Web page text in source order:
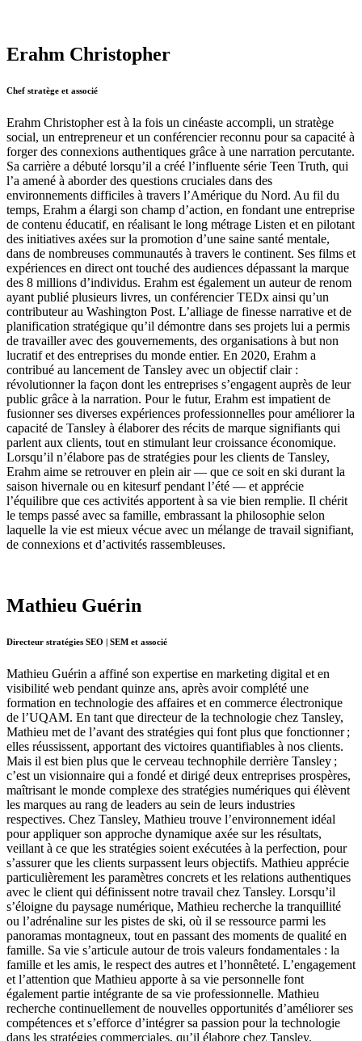
Erahm Christopher
Chef stratège et associé
Erahm Christopher est à la fois un cinéaste accompli, un stratège
social, un entrepreneur et un conférencier reconnu pour sa capacité à
forger des connexions authentiques grâce à une narration percutante.
Sa carrière a débuté lorsqu’il a créé l’influente série Teen Truth, qui
l’a amené à aborder des questions cruciales dans des
environnements difficiles à travers l’Amérique du Nord. Au fil du
temps, Erahm a élargi son champ d’action, en fondant une entreprise
de contenu éducatif, en réalisant le long métrage Listen et en pilotant
des initiatives axées sur la promotion d’une saine santé mentale,
dans de nombreuses communautés à travers le continent. Ses films et
expériences en direct ont touché des audiences dépassant la marque
des 8 millions d’individus. Erahm est également un auteur de renom
ayant publié plusieurs livres, un conférencier TEDx ainsi qu’un
contributeur au Washington Post. L’alliage de finesse narrative et de
planification stratégique qu’il démontre dans ses projets lui a permis
de travailler avec des gouvernements, des organisations à but non
lucratif et des entreprises du monde entier. En 2020, Erahm a
contribué au lancement de Tansley avec un objectif clair :
révolutionner la façon dont les entreprises s’engagent auprès de leur
public grâce à la narration. Pour le futur, Erahm est impatient de
fusionner ses diverses expériences professionnelles pour améliorer la
capacité de Tansley à élaborer des récits de marque signifiants qui
parlent aux clients, tout en stimulant leur croissance économique.
Lorsqu’il n’élabore pas de stratégies pour les clients de Tansley,
Erahm aime se retrouver en plein air — que ce soit en ski durant la
saison hivernale ou en kitesurf pendant l’été — et apprécie
l’équilibre que ces activités apportent à sa vie bien remplie. Il chérit
le temps passé avec sa famille, embrassant la philosophie selon
laquelle la vie est mieux vécue avec un mélange de travail signifiant,
de connexions et d’activités rassembleuses.
Mathieu Guérin
Directeur stratégies SEO | SEM et associé
Mathieu Guérin a affiné son expertise en marketing digital et en
visibilité web pendant quinze ans, après avoir complété une
formation en technologie des affaires et en commerce électronique
de l’UQAM. En tant que directeur de la technologie chez Tansley,
Mathieu met de l’avant des stratégies qui font plus que fonctionner ;
elles réussissent, apportant des victoires quantifiables à nos clients.
Mais il est bien plus que le cerveau technophile derrière Tansley ;
c’est un visionnaire qui a fondé et dirigé deux entreprises prospères,
maîtrisant le monde complexe des stratégies numériques qui élèvent
les marques au rang de leaders au sein de leurs industries
respectives. Chez Tansley, Mathieu trouve l’environnement idéal
pour appliquer son approche dynamique axée sur les résultats,
veillant à ce que les stratégies soient exécutées à la perfection, pour
s’assurer que les clients surpassent leurs objectifs. Mathieu apprécie
particulièrement les paramètres concrets et les relations authentiques
avec le client qui définissent notre travail chez Tansley. Lorsqu’il
s’éloigne du paysage numérique, Mathieu recherche la tranquillité
ou l’adrénaline sur les pistes de ski, où il se ressource parmi les
panoramas montagneux, tout en passant des moments de qualité en
famille. Sa vie s’articule autour de trois valeurs fondamentales : la
famille et les amis, le respect des autres et l’honnêteté. L’engagement
et l’attention que Mathieu apporte à sa vie personnelle font
également partie intégrante de sa vie professionnelle. Mathieu
recherche continuellement de nouvelles opportunités d’améliorer ses
compétences et s’efforce d’intégrer sa passion pour la technologie
dans les stratégies commerciales, qu’il élabore chez Tansley.